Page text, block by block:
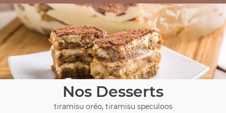
Nos Desserts
tiramisu oréo, tiramisu speculoos